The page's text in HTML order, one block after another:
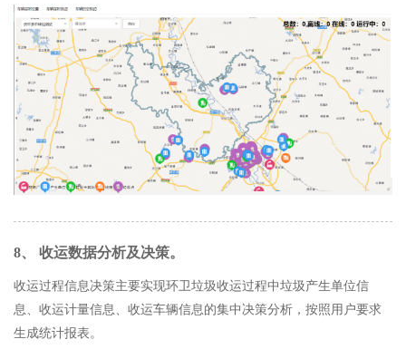
8、 收运数据分析及决策。
收运过程信息决策主要实现环卫垃圾收运过程中垃圾产生单位信
息、收运计量信息、收运车辆信息的集中决策分析，按照用户要求
生成统计报表。